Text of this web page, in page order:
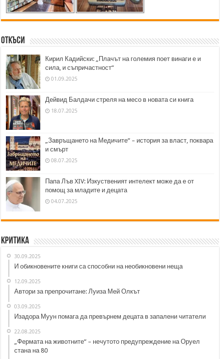
Откъси
Кирил Кадийски: „Плачът на големия поет винаги е и
сила, и съпричастност“
01.09.2025
Дейвид Балдачи стреля на месо в новата си книга
18.07.2025
„Завръщането на Медичите“ – история за власт, поквара
и смърт
08.07.2025
Папа Лъв XIV: Изкуственият интелект може да е от
помощ за младите и децата
04.07.2025
Критика
30.09.2025
И обикновените книги са способни на необикновени неща
12.09.2025
Автори за препрочитане: Луиза Мей Олкът
03.09.2025
Изадора Муун помага да превърнем децата в запалени читатели
22.08.2025
„Фермата на животните“ – нечутото предупреждение на Оруел
стана на 80